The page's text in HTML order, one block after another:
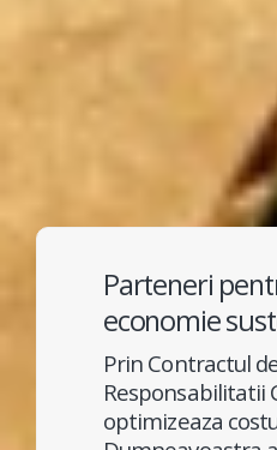
Parteneri
economie
Prin Contractul
Responsabilitatii
optimizeaza